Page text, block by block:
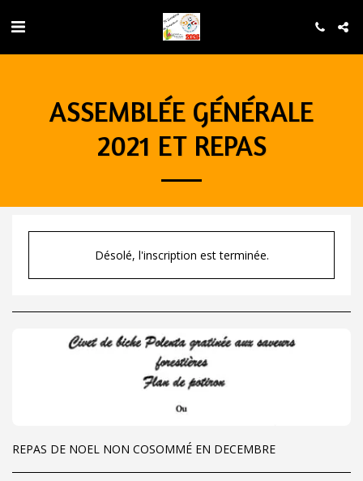
ASSEMBLÉE GÉNÉRALE
2021 ET REPAS
Désolé, l'inscription est terminée.
REPAS DE NOEL NON COSOMMÉ EN DECEMBRE